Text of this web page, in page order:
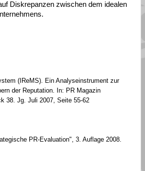
Diskrepanzen zwischen dem idealen
(IReMS). Ein Analyseinstrument zur
der Reputation. In: PR Magazin
38. Jg. Juli 2007, Seite 55-62
PR-Evaluation", 3. Auflage 2008.